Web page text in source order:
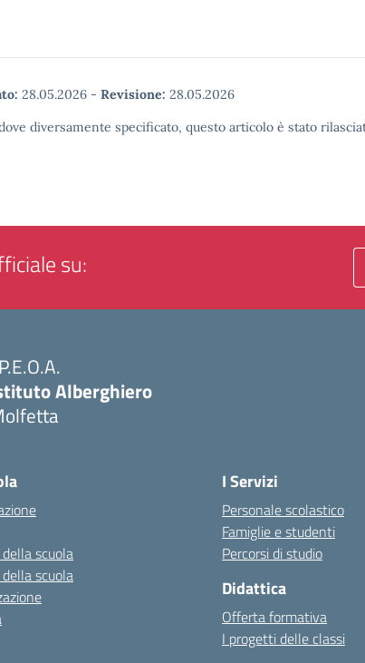
28.05.2026 - Revisione: 28.05.2026
diversamente specificato, questo articolo è stato
su:
Alberghiero
scuola
scuola
I Servizi
Personale scolastico
Famiglie e studenti
Percorsi di studio
Didattica
Offerta formativa
I progetti delle classi